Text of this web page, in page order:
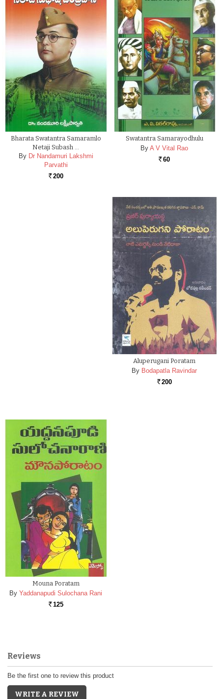
Bharata Swatantra Samaramlo
Netaji Subash …
By Dr Nandamuri Lakshmi
Parvathi
Rs. 200
Swatantra Samarayodhulu
By A V Vital Rao
Rs. 60
Aluperugani Poratam
By Bodapatla Ravindar
Rs. 200
Mouna Poratam
By Yaddanapudi Sulochana Rani
Rs. 125
Reviews
Be the first one to review this product
WRITE A REVIEW